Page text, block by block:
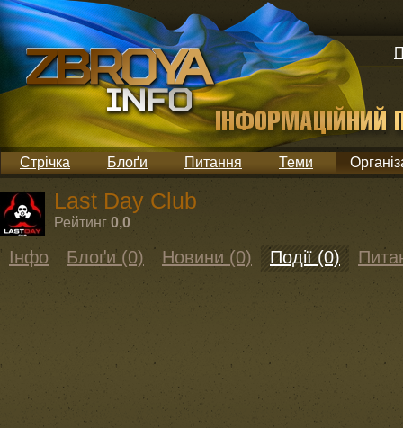
Стрічка Блоґи Питання Теми
Last Day Club
Рейтинг 0,0
Інфо Блоґи (0) Новини (0) Події (0)